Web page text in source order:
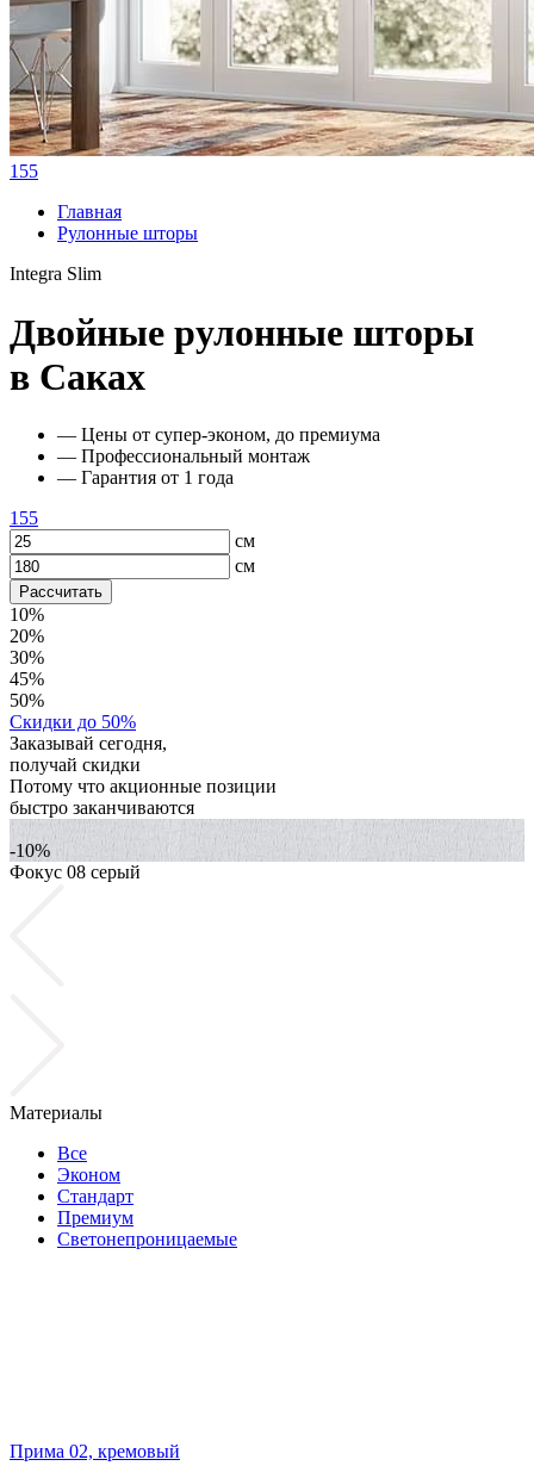
155
Главная
Рулонные шторы
Integra Slim
Двойные рулонные шторы
в Саках
— Цены от супер-эконом, до премиума
— Профессиональный монтаж
— Гарантия от 1 года
155
см
см
Рассчитать
10%
20%
30%
45%
50%
Скидки до 50%
Заказывай сегодня,
получай скидки
Потому что акционные позиции
быстро заканчиваются
-10%
Фокус 08 серый
Материалы
Все
Эконом
Стандарт
Премиум
Светонепроницаемые
Прима 02, кремовый